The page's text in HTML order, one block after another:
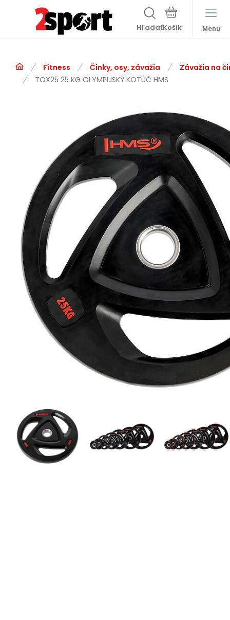
Hľadať Menu
Fitness Činky, osy, závažia
Závažia na
TOX25 25 KG OLYMPIJSKÝ KOTÚČ HMS